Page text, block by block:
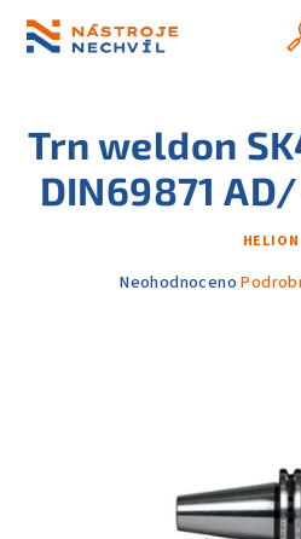
obsah
Trn weldon
DIN69871
HELION
Průměrné
Neohodnoceno